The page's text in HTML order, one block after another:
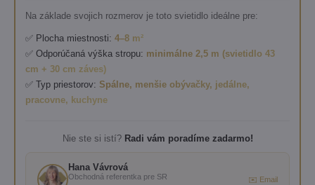
Na základe svojich rozmerov je toto svietidlo ideálne pre:
✅ Plocha miestnosti: 4–8 m²
✅ Odporúčaná výška stropu: minimálne 2,5 m (svietidlo 43
cm + 30 cm záves)
✅ Typ priestorov: Spálne, menšie obývačky, jedálne,
pracovne, kuchyne
Nie ste si istí? Radi vám poradíme zadarmo!
Hana Vávrová
Obchodná referentka pre SR ✉️ Email